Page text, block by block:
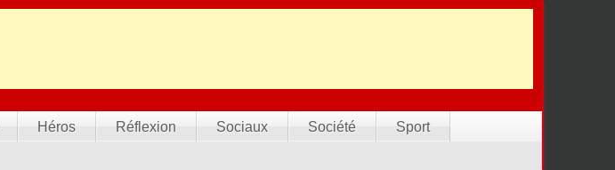
Héros Réflexion Sociaux Société
Sport